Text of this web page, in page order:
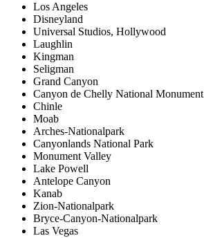
Los Angeles
Disneyland
Universal Studios, Hollywood
Laughlin
Kingman
Seligman
Grand Canyon
Canyon de Chelly National Monument
Chinle
Moab
Arches-Nationalpark
Canyonlands National Park
Monument Valley
Lake Powell
Antelope Canyon
Kanab
Zion-Nationalpark
Bryce-Canyon-Nationalpark
Las Vegas